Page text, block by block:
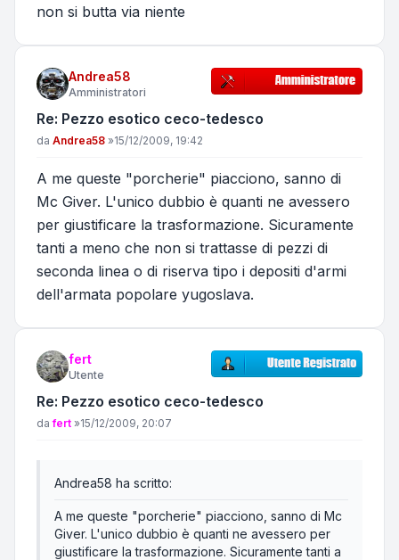
non si butta via niente
Andrea58
Amministratori
Re: Pezzo esotico ceco-tedesco
Messaggio
da Andrea58 »15/12/2009, 19:42
A me queste "porcherie" piacciono, sanno di
Mc Giver. L'unico dubbio è quanti ne avessero
per giustificare la trasformazione. Sicuramente
tanti a meno che non si trattasse di pezzi di
seconda linea o di riserva tipo i depositi d'armi
dell'armata popolare yugoslava.
fert
Utente
Re: Pezzo esotico ceco-tedesco
Messaggio
dafert »15/12/2009, 20:07
Andrea58 ha scritto:
A me queste "porcherie" piacciono, sanno di Mc
Giver. L'unico dubbio è quanti ne avessero per
giustificare la trasformazione. Sicuramente tanti a